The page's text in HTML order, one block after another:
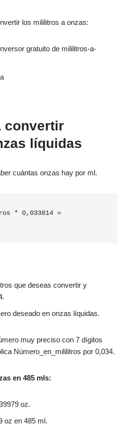
los mililitros a onzas:
gratuito de mililitros-a-
convertir
líquidas
cuántas onzas hay por ml.
* 0,033814 =
que deseas convertir y
deseado en onzas líquidas.
muy preciso con 7 dígitos
Número_en_mililitros por 0,034.
en 485 mls:
oz.
oz en 485 ml.